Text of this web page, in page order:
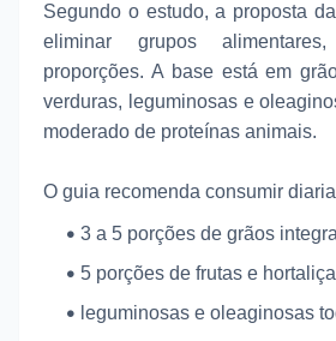
Segundo o estudo, a proposta
eliminar grupos
proporções. A base está em
verduras, leguminosas e
moderado de proteínas animais.
O guia recomenda consumir
3 a 5 porções de grãos
5 porções de frutas e
leguminosas e oleaginosas